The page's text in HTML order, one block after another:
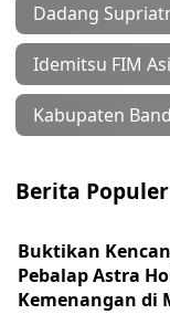
Dadang
Idemitsu FIM
Kabupaten
Berita Populer
Buktikan
Pebalap Astra
Kemenangan di